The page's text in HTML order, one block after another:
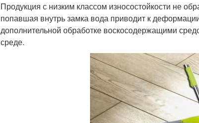
Продукция с низким классом износостойкости не
попавшая внутрь замка вода приводит к
дополнительной обработке воскосодержащими
среде.